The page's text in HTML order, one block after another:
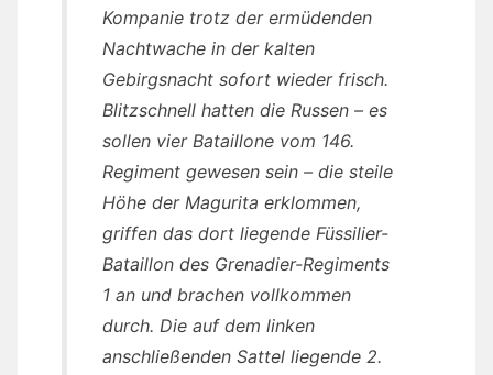
Kompanie trotz der ermüdenden
Nachtwache in der kalten
Gebirgsnacht sofort wieder frisch.
Blitzschnell hatten die Russen – es
sollen vier Bataillone vom 146.
Regiment gewesen sein – die steile
Höhe der Magurita erklommen,
griffen das dort liegende Füssilier-
Bataillon des Grenadier-Regiments
1 an und brachen vollkommen
durch. Die auf dem linken
anschließenden Sattel liegende 2.